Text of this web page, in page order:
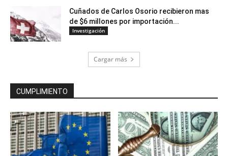
Cuñados de Carlos Osorio recibieron mas
de $6 millones por importación...
Investigación
Cargar más
CUMPLIMIENTO